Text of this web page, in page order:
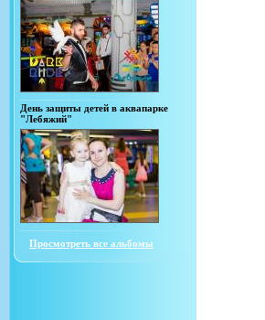
День защиты детей в аквапарке
"Лебяжий"
Просмотреть все альбомы